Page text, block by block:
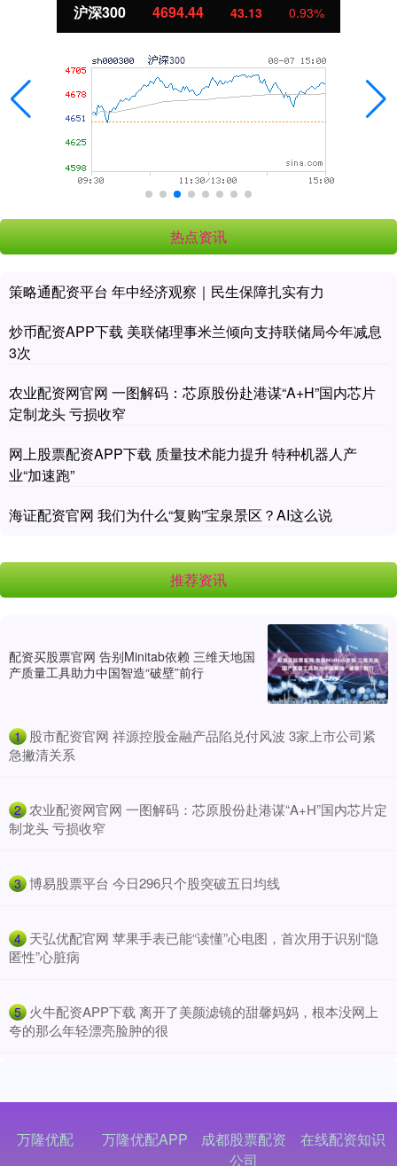
北证50 1134.24
热点资讯
策略通配资平台 年中经济观察｜民生保障扎实有力
炒币配资APP下载 美联储理事米兰倾向支持联储局今年减息
3次
农业配资网官网 一图解码：芯原股份赴港谋“A+H”国内芯片
定制龙头 亏损收窄
网上股票配资APP下载 质量技术能力提升 特种机器人产
业“加速跑”
海证配资官网 我们为什么“复购”宝泉景区？AI这么说
推荐资讯
配资买股票官网 告别Minitab依赖 三维天地国
产质量工具助力中国智造“破壁”前行
1 ​股市配资官网 祥源控股金融产品陷兑付风波 3家上市公司紧
急撇清关系
2 ​农业配资网官网 一图解码：芯原股份赴港谋“A+H”国内芯片定
制龙头 亏损收窄
3 ​博易股票平台 今日296只个股突破五日均线
4 ​天弘优配官网 苹果手表已能“读懂”心电图，首次用于识别“隐
匿性”心脏病
5 ​火牛配资APP下载 离开了美颜滤镜的甜馨妈妈，根本没网上
夸的那么年轻漂亮脸肿的很
万隆优配 万隆优配APP
成都股票配资
公司
在线配资知识